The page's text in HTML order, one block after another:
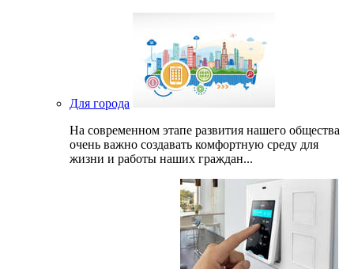
Для города
На современном этапе развития нашего общеcтва
очень важно создавать комфортную среду для
жизни и работы наших граждан...